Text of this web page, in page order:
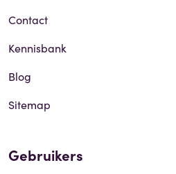
Contact
Kennisbank
Blog
Sitemap
Gebruikers